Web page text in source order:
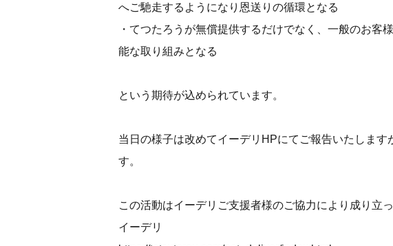
へご馳走するようになり恩送りの循環となる
・てつたろうが無償提供するだけでなく、一般のお客
能な取り組みとなる
という期待が込められています。
当日の様子は改めてイーデリHPにてご報告いたします
す。
この活動はイーデリご支援者様のご協力により成り立
イーデリ